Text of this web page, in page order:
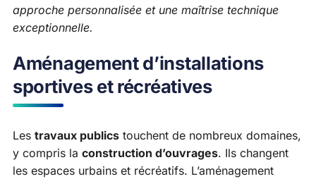
approche personnalisée et une maîtrise technique
exceptionnelle.
Aménagement d’installations
sportives et récréatives
Les travaux publics touchent de nombreux domaines,
y compris la construction d’ouvrages. Ils changent
les espaces urbains et récréatifs. L’aménagement